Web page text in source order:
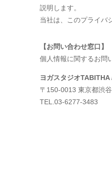
説明します。
当社は、このプライバ
【お問い合わせ窓口】
個人情報に関するお問
ヨガスタジオ
〒150-0013 東京都渋
TEL.03-6277-3483